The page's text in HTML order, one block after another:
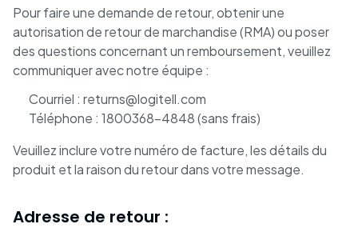
Pour faire une demande de retour, obtenir une
autorisation de retour de marchandise (RMA) ou poser
des questions concernant un remboursement, veuillez
communiquer avec notre équipe :
Courriel : returns@logitell.com
Téléphone : 1800368-4848 (sans frais)
Veuillez inclure votre numéro de facture, les détails du
produit et la raison du retour dans votre message.
Adresse de retour :